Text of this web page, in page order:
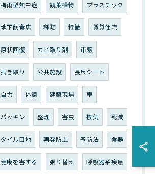
梅雨型熱中症 観葉植物 プラスチック
地下飲食店 種類 特徴 賃貸住宅
原状回復 カビ取り剤 市販
拭き取り 公共施設 長尺シート
自力 体調 建築現場 車
パッキン 整理 害虫 換気 死滅
タイル目地 再発防止 予防法 食器
健康を害する 張り替え 呼吸器系疾患